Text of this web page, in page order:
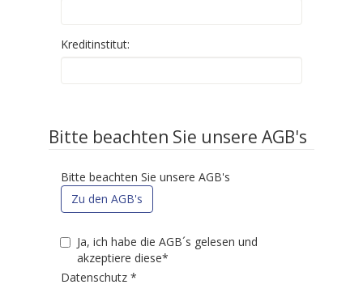
Kreditinstitut:
Bitte beachten Sie unsere AGB's
Bitte beachten Sie unsere AGB's
Zu den AGB's
Ja, ich habe die AGB´s gelesen und
akzeptiere diese*
Datenschutz *